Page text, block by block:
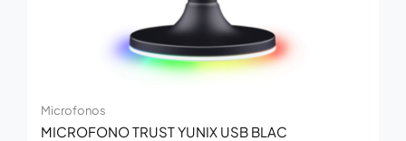
Microfonos
MICROFONO TRUST YUNIX USB BLAC